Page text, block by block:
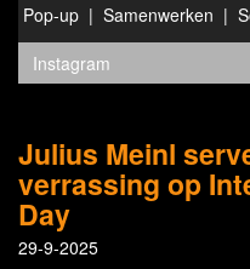
Pop-up
Samenwerken
Julius Meinl
verrassing op
Day
29-9-2025